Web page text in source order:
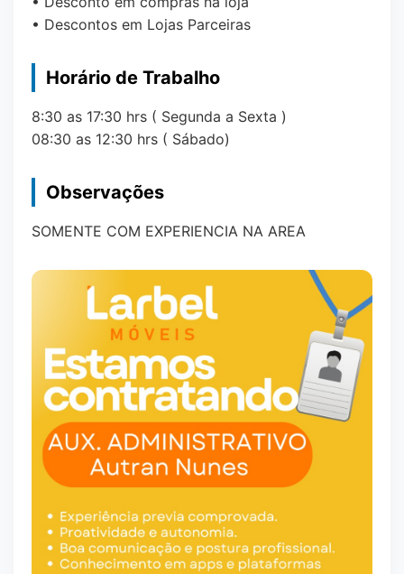
• Descontos em Lojas Parceiras
Horário de Trabalho
8:30 as 17:30 hrs ( Segunda a Sexta )
08:30 as 12:30 hrs ( Sábado)
Observações
SOMENTE COM EXPERIENCIA NA AREA